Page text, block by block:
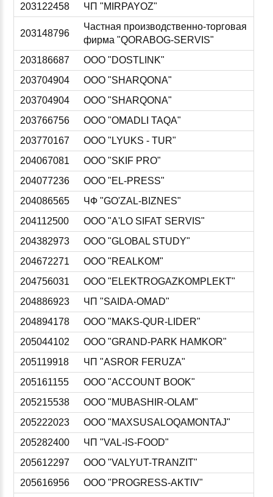
203122458
ЧП "MIRPAYOZ"
203148796
Частная производственно-торговая
фирма "QORABOG-SERVIS"
203186687
ООО "DOSTLINK"
203704904
ООО "SHARQONA"
203704904
ООО "SHARQONA"
203766756
ООО "OMADLI TAQA"
203770167
ООО "LYUKS - TUR"
204067081
ООО "SKIF PRO"
204077236
ООО "EL-PRESS"
204086565
ЧФ "GO'ZAL-BIZNES"
204112500
ООО "A'LO SIFAT SERVIS"
204382973
ООО "GLOBAL STUDY"
204672271
ООО "REALKOM"
204756031
ООО "ELEKTROGAZKOMPLEKT"
204886923
ЧП "SAIDA-OMAD"
204894178
ООО "MAKS-QUR-LIDER"
205044102
ООО "GRAND-PARK HAMKOR"
205119918
ЧП "ASROR FERUZA"
205161155
ООО "ACCOUNT BOOK"
205215538
ООО "MUBASHIR-OLAM"
205222023
ООО "MAXSUSALOQAMONTAJ"
205282400
ЧП "VAL-IS-FOOD"
205612297
ООО "VALYUT-TRANZIT"
205616956
ООО "PROGRESS-AKTIV"